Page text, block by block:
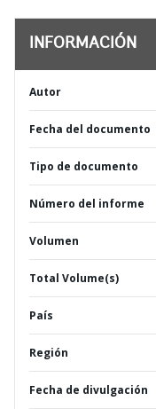
INFORMACIÓN
Autor
Fecha del documento
Tipo de documento
Número del informe
Volumen
Total Volume(s)
País
Región
Fecha de divulgación